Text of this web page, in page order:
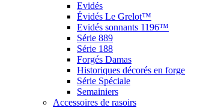
Evidés
Évidés Le Grelot™
Evidés sonnants 1196™
Série 889
Série 188
Forgés Damas
Historiques décorés en forge
Série Spéciale
Semainiers
Accessoires de rasoirs